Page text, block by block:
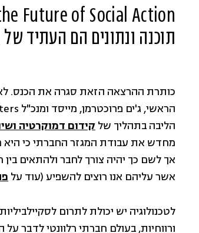
Future of Social Action
תוכנה ונתונים הם העתיד
כותרת ההרצאה הזאת סגרה את הכנס.
הליבה בתהליך של קידום דמוקרטיה
מחדש את עבודת המגזר החברתי כי
אך לשם כך יהיה צורך לחבר ולהתאים בין
אשר עליהם אנו רוצים להשפיע (עוד על
ורווחיות, בעולם חברתי רלוונטי לדבר